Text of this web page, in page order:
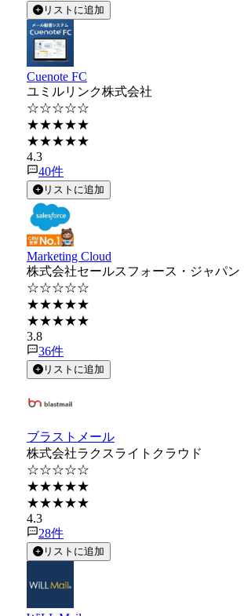
リストに追加
Cuenote FC
ユミルリンク株式会社
☆☆☆☆☆
★★★★★
★★★★★
4.3
40件
リストに追加
Marketing Cloud
株式会社セールスフォース・ジャパン
☆☆☆☆☆
★★★★★
★★★★★
3.8
36件
リストに追加
ブラストメール
株式会社ラクスライトクラウド
☆☆☆☆☆
★★★★★
★★★★★
4.3
28件
リストに追加